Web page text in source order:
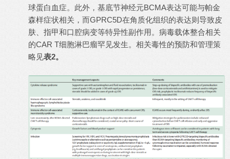
球蛋白血症。此外，基底节神经元BCMA表达可能与帕金
森样症状相关，而GPRC5D在角质化组织的表达则导致皮
肤、指甲和口腔病变等特异性副作用。病毒载体整合相关
的CAR T细胞淋巴瘤罕见发生。相关毒性的预防和管理策
略见表2。